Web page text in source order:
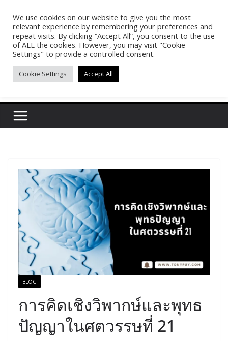
contentPasakon Puypong
(tonypuy)
เปิดพื้นที่การเรียนรู้และพร้อมแบ่งปันของผม
BLOG
การคิดเชิงวิพากษ์และพุทธ
ปัญญาในศตวรรษที่ 21
We use cookies on our website to give you the most
relevant experience by remembering your preferences and
repeat visits. By clicking “Accept All”, you consent to the use
of ALL the cookies. However, you may visit "Cookie
Settings" to provide a controlled consent.
Cookie Settings Accept All